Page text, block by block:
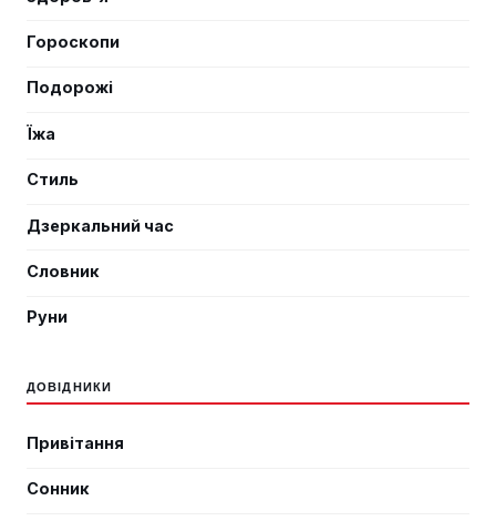
Гороскопи
Подорожі
Їжа
Стиль
Дзеркальний час
Словник
Руни
ДОВІДНИКИ
Привітання
Сонник